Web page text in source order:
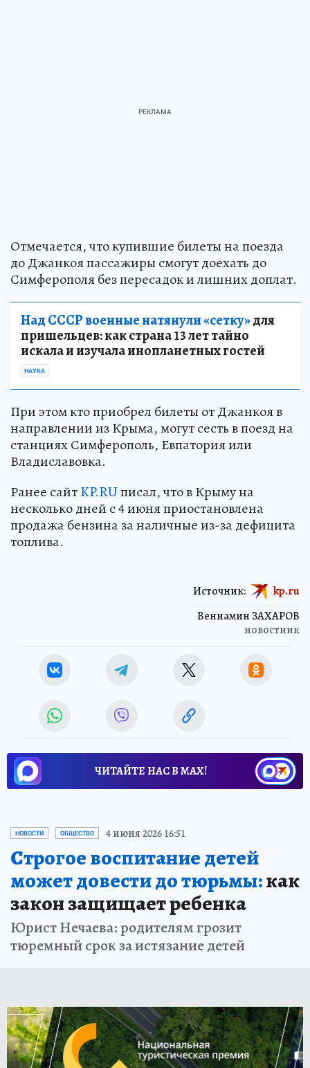
Отмечается, что купившие билеты на поезда
до Джанкоя пассажиры смогут доехать до
Симферополя без пересадок и лишних доплат.
Над СССР военные натянули «сетку»для
пришельцев: как страна 13 лет тайно
искала и изучала инопланетных гостей
НАУКА
При этом кто приобрел билеты от Джанкоя в
направлении из Крыма, могут сесть в поезд на
станциях Симферополь, Евпатория или
Владиславовка.
Ранее сайтKP.RUписал, что в Крыму на
несколько дней с 4 июня приостановлена
продажа бензина за наличные из-за дефицита
топлива.
Вениамин ЗАХАРОВ
новостник
Источник: kp.ru
ЧИТАЙТЕ НАС В МАХ!
НОВОСТИ ОБЩЕСТВО 4 июня 2026 16:51
Строгое воспитание детей
может довести до тюрьмы:как
закон защищает ребенка
Юрист Нечаева: родителям грозит
тюремный срок за истязание детей